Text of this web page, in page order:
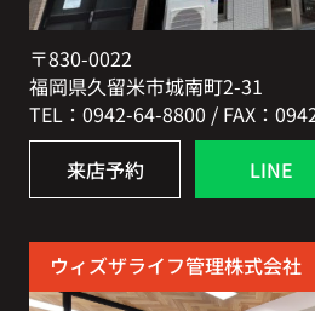
〒830-0022
福岡県久留米市城南町2-31
TEL：0942-64-8800 / FAX：
来店予約 LINE
ウィズザライフ管理株式会社